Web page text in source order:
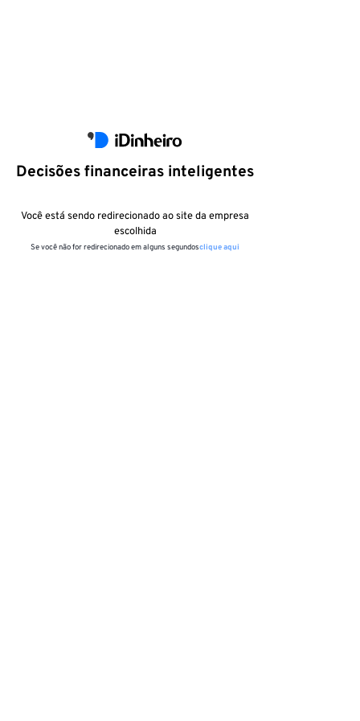
Decisões financeiras inteligentes
Você está sendo redirecionado ao site da empresa
escolhida
Se você não for redirecionado em alguns segundosclique aqui